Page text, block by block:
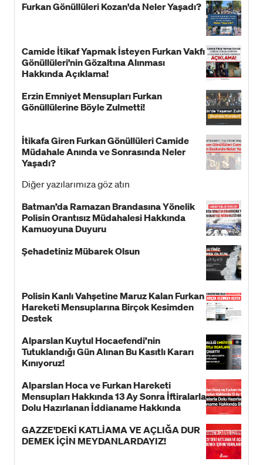
Furkan Gönüllüleri Kozan'da Neler Yaşadı?
Camide İtikaf Yapmak İsteyen Furkan Vakfı
Gönüllüleri'nin Gözaltına Alınması
Hakkında Açıklama!
Erzin Emniyet Mensupları Furkan
Gönüllülerine Böyle Zulmetti!
İtikafa Giren Furkan Gönüllüleri Camide
Müdahale Anında ve Sonrasında Neler
Yaşadı?
Diğer yazılarımıza göz atın
Batman’da Ramazan Brandasına Yönelik
Polisin Orantısız Müdahalesi Hakkında
Kamuoyuna Duyuru
Şehadetiniz Mübarek Olsun
Polisin Kanlı Vahşetine Maruz Kalan Furkan
Hareketi Mensuplarına Birçok Kesimden
Destek
Alparslan Kuytul Hocaefendi’nin
Tutuklandığı Gün Alınan Bu Kasıtlı Kararı
Kınıyoruz!
Alparslan Hoca ve Furkan Hareketi
Mensupları Hakkında 13 Ay Sonra İftiralarla
Dolu Hazırlanan İddianame Hakkında
GAZZE'DEKİ KATLİAMA VE AÇLIĞA DUR
DEMEK İÇİN MEYDANLARDAYIZ!